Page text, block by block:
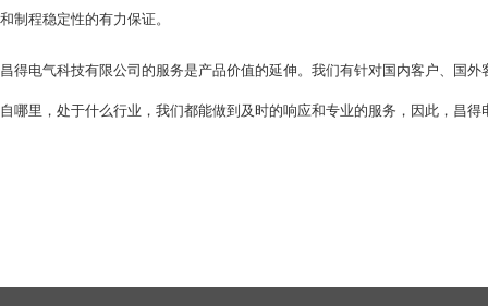
和制程稳定性的有力保证。
昌得电气科技有限公司的服务是产品价值的延伸。我们有针对国内客户、国
自哪里，处于什么行业，我们都能做到及时的响应和专业的服务，因此，昌